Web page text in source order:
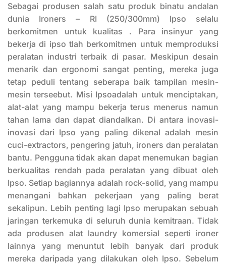
Sebagai produsen salah satu produk binatu andalan
dunia Ironers – RI (250/300mm) Ipso selalu
berkomitmen untuk kualitas . Para insinyur yang
bekerja di ipso tlah berkomitmen untuk memproduksi
peralatan industri terbaik di pasar. Meskipun desain
menarik dan ergonomi sangat penting, mereka juga
tetap peduli tentang seberapa baik tampilan mesin-
mesin terseebut. Misi Ipsoadalah untuk menciptakan,
alat-alat yang mampu bekerja terus menerus namun
tahan lama dan dapat diandalkan. Di antara inovasi-
inovasi dari Ipso yang paling dikenal adalah mesin
cuci-extractors, pengering jatuh, ironers dan peralatan
bantu. Pengguna tidak akan dapat menemukan bagian
berkualitas rendah pada peralatan yang dibuat oleh
Ipso. Setiap bagiannya adalah rock-solid, yang mampu
menangani bahkan pekerjaan yang paling berat
sekalipun. Lebih penting lagi Ipso merupakan sebuah
jaringan terkemuka di seluruh dunia kemitraan. Tidak
ada produsen alat laundry komersial seperti ironer
lainnya yang menuntut lebih banyak dari produk
mereka daripada yang dilakukan oleh Ipso. Sebelum